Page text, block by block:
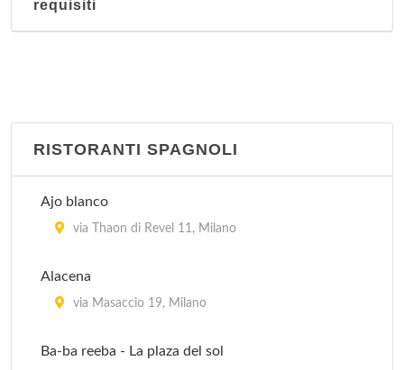
requisiti
RISTORANTI SPAGNOLI
Ajo blanco
via Thaon di Revel 11, Milano
Alacena
via Masaccio 19, Milano
Ba-ba reeba - La plaza del sol